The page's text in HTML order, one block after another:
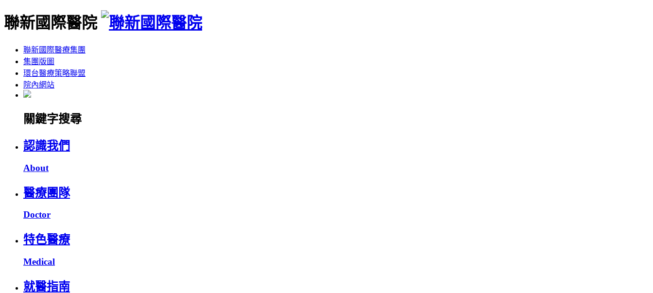
聯新國際醫院
聯新國際醫療集團
集團版圖
環台醫療策略聯盟
院內網站
關鍵字搜尋
認識我們
About
醫療團隊
Doctor
特色醫療
Medical
就醫指南